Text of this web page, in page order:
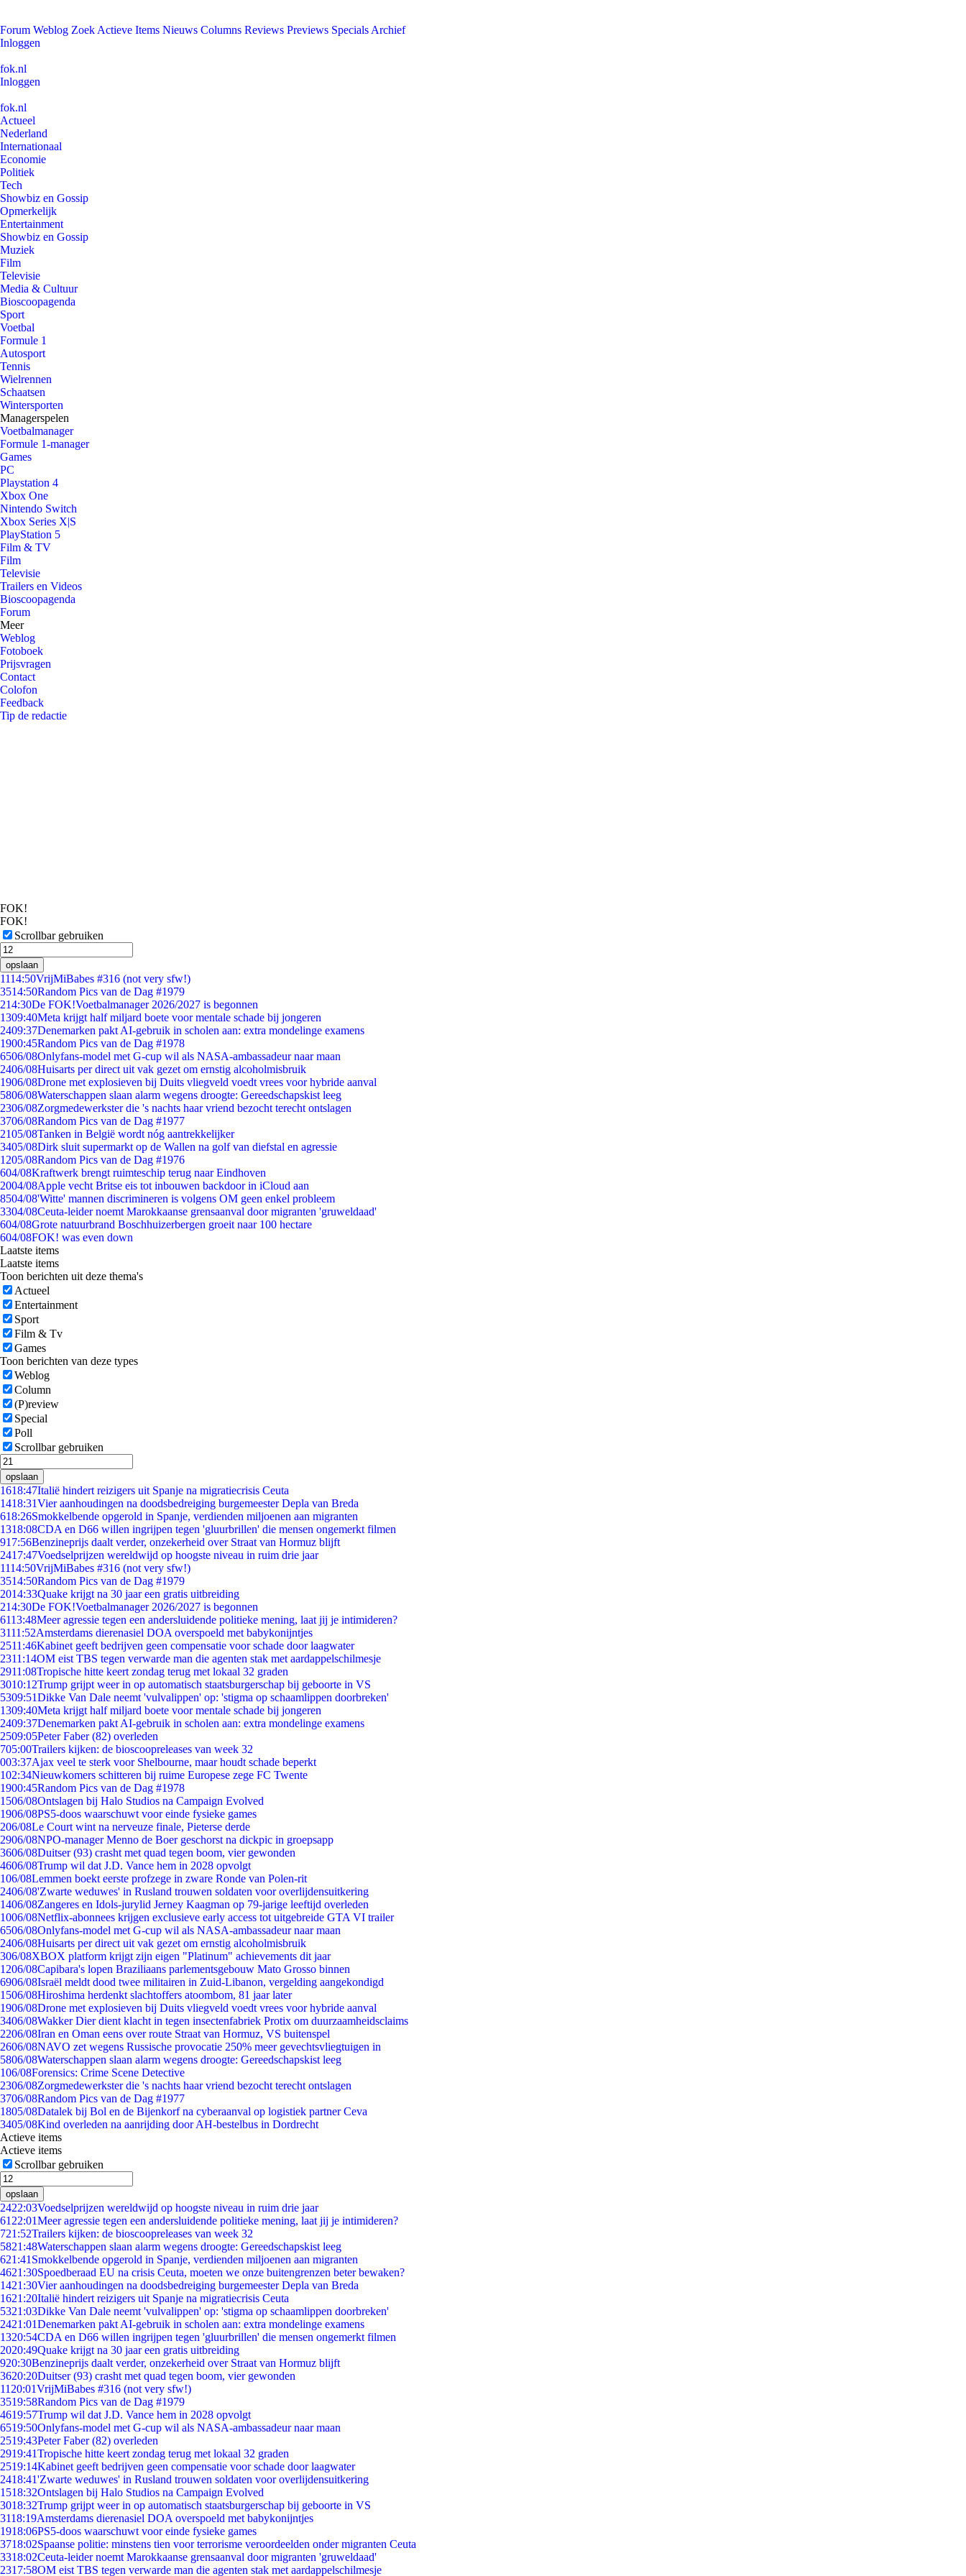
Forum Weblog Zoek Actieve Items Nieuws Columns Reviews Previews Specials Archief
Inloggen
fok.nl
Inloggen
fok.nl
Actueel
Nederland
Internationaal
Economie
Politiek
Tech
Showbiz en Gossip
Opmerkelijk
Entertainment
Showbiz en Gossip
Muziek
Film
Televisie
Media & Cultuur
Bioscoopagenda
Sport
Voetbal
Formule 1
Autosport
Tennis
Wielrennen
Schaatsen
Wintersporten
Managerspelen
Voetbalmanager
Formule 1-manager
Games
PC
Playstation 4
Xbox One
Nintendo Switch
Xbox Series X|S
PlayStation 5
Film & TV
Film
Televisie
Trailers en Videos
Bioscoopagenda
Forum
Meer
Weblog
Fotoboek
Prijsvragen
Contact
Colofon
Feedback
Tip de redactie
FOK!
FOK!
Scrollbar gebruiken
opslaan
1114:50VrijMiBabes #316 (not very sfw!)
3514:50Random Pics van de Dag #1979
214:30De FOK!Voetbalmanager 2026/2027 is begonnen
1309:40Meta krijgt half miljard boete voor mentale schade bij jongeren
2409:37Denemarken pakt AI-gebruik in scholen aan: extra mondelinge examens
1900:45Random Pics van de Dag #1978
6506/08Onlyfans-model met G-cup wil als NASA-ambassadeur naar maan
2406/08Huisarts per direct uit vak gezet om ernstig alcoholmisbruik
1906/08Drone met explosieven bij Duits vliegveld voedt vrees voor hybride aanval
5806/08Waterschappen slaan alarm wegens droogte: Gereedschapskist leeg
2306/08Zorgmedewerkster die 's nachts haar vriend bezocht terecht ontslagen
3706/08Random Pics van de Dag #1977
2105/08Tanken in België wordt nóg aantrekkelijker
3405/08Dirk sluit supermarkt op de Wallen na golf van diefstal en agressie
1205/08Random Pics van de Dag #1976
604/08Kraftwerk brengt ruimteschip terug naar Eindhoven
2004/08Apple vecht Britse eis tot inbouwen backdoor in iCloud aan
8504/08'Witte' mannen discrimineren is volgens OM geen enkel probleem
3304/08Ceuta-leider noemt Marokkaanse grensaanval door migranten 'gruweldaad'
604/08Grote natuurbrand Boschhuizerbergen groeit naar 100 hectare
604/08FOK! was even down
Laatste items
Laatste items
Toon berichten uit deze thema's
Actueel
Entertainment
Sport
Film & Tv
Games
Toon berichten van deze types
Weblog
Column
(P)review
Special
Poll
Scrollbar gebruiken
opslaan
1618:47Italië hindert reizigers uit Spanje na migratiecrisis Ceuta
1418:31Vier aanhoudingen na doodsbedreiging burgemeester Depla van Breda
618:26Smokkelbende opgerold in Spanje, verdienden miljoenen aan migranten
1318:08CDA en D66 willen ingrijpen tegen 'gluurbrillen' die mensen ongemerkt filmen
917:56Benzineprijs daalt verder, onzekerheid over Straat van Hormuz blijft
2417:47Voedselprijzen wereldwijd op hoogste niveau in ruim drie jaar
1114:50VrijMiBabes #316 (not very sfw!)
3514:50Random Pics van de Dag #1979
2014:33Quake krijgt na 30 jaar een gratis uitbreiding
214:30De FOK!Voetbalmanager 2026/2027 is begonnen
6113:48Meer agressie tegen een andersluidende politieke mening, laat jij je intimideren?
3111:52Amsterdams dierenasiel DOA overspoeld met babykonijntjes
2511:46Kabinet geeft bedrijven geen compensatie voor schade door laagwater
2311:14OM eist TBS tegen verwarde man die agenten stak met aardappelschilmesje
2911:08Tropische hitte keert zondag terug met lokaal 32 graden
3010:12Trump grijpt weer in op automatisch staatsburgerschap bij geboorte in VS
5309:51Dikke Van Dale neemt 'vulvalippen' op: 'stigma op schaamlippen doorbreken'
1309:40Meta krijgt half miljard boete voor mentale schade bij jongeren
2409:37Denemarken pakt AI-gebruik in scholen aan: extra mondelinge examens
2509:05Peter Faber (82) overleden
705:00Trailers kijken: de bioscoopreleases van week 32
003:37Ajax veel te sterk voor Shelbourne, maar houdt schade beperkt
102:34Nieuwkomers schitteren bij ruime Europese zege FC Twente
1900:45Random Pics van de Dag #1978
1506/08Ontslagen bij Halo Studios na Campaign Evolved
1906/08PS5-doos waarschuwt voor einde fysieke games
206/08Le Court wint na nerveuze finale, Pieterse derde
2906/08NPO-manager Menno de Boer geschorst na dickpic in groepsapp
3606/08Duitser (93) crasht met quad tegen boom, vier gewonden
4606/08Trump wil dat J.D. Vance hem in 2028 opvolgt
106/08Lemmen boekt eerste profzege in zware Ronde van Polen-rit
2406/08'Zwarte weduwes' in Rusland trouwen soldaten voor overlijdensuitkering
1406/08Zangeres en Idols-jurylid Jerney Kaagman op 79-jarige leeftijd overleden
1006/08Netflix-abonnees krijgen exclusieve early access tot uitgebreide GTA VI trailer
6506/08Onlyfans-model met G-cup wil als NASA-ambassadeur naar maan
2406/08Huisarts per direct uit vak gezet om ernstig alcoholmisbruik
306/08XBOX platform krijgt zijn eigen "Platinum" achievements dit jaar
1206/08Capibara's lopen Braziliaans parlementsgebouw Mato Grosso binnen
6906/08Israël meldt dood twee militairen in Zuid-Libanon, vergelding aangekondigd
1506/08Hiroshima herdenkt slachtoffers atoombom, 81 jaar later
1906/08Drone met explosieven bij Duits vliegveld voedt vrees voor hybride aanval
3406/08Wakker Dier dient klacht in tegen insectenfabriek Protix om duurzaamheidsclaims
2206/08Iran en Oman eens over route Straat van Hormuz, VS buitenspel
2606/08NAVO zet wegens Russische provocatie 250% meer gevechtsvliegtuigen in
5806/08Waterschappen slaan alarm wegens droogte: Gereedschapskist leeg
106/08Forensics: Crime Scene Detective
2306/08Zorgmedewerkster die 's nachts haar vriend bezocht terecht ontslagen
3706/08Random Pics van de Dag #1977
1805/08Datalek bij Bol en de Bijenkorf na cyberaanval op logistiek partner Ceva
3405/08Kind overleden na aanrijding door AH-bestelbus in Dordrecht
Actieve items
Actieve items
Scrollbar gebruiken
opslaan
2422:03Voedselprijzen wereldwijd op hoogste niveau in ruim drie jaar
61 22:01Meer agressie tegen een andersluidende politieke mening, laat jij je intimideren?
721:52Trailers kijken: de bioscoopreleases van week 32
5821:48Waterschappen slaan alarm wegens droogte: Gereedschapskist leeg
621:41 Smokkelbende opgerold in Spanje, verdienden miljoenen aan migranten
4621:30Spoedberaad EU na crisis Ceuta, moeten we onze buitengrenzen beter bewaken?
1421:30Vier aanhoudingen na doodsbedreiging burgemeester Depla van Breda
1621:20Italië hindert reizigers uit Spanje na migratiecrisis Ceuta
5321:03Dikke Van Dale neemt 'vulvalippen' op: 'stigma op schaamlippen doorbreken'
2421:01Denemarken pakt AI-gebruik in scholen aan: extra mondelinge examens
1320:54CDA en D66 willen ingrijpen tegen 'gluurbrillen' die mensen ongemerkt filmen
2020:49Quake krijgt na 30 jaar een gratis uitbreiding
920:30Benzineprijs daalt verder, onzekerheid over Straat van Hormuz blijft
3620:20Duitser (93) crasht met quad tegen boom, vier gewonden
11 20:01VrijMiBabes #316 (not very sfw!)
3519:58Random Pics van de Dag #1979
4619:57Trump wil dat J.D. Vance hem in 2028 opvolgt
6519:50Onlyfans-model met G-cup wil als NASA-ambassadeur naar maan
2519:43Peter Faber (82) overleden
2919:41Tropische hitte keert zondag terug met lokaal 32 graden
2519:14Kabinet geeft bedrijven geen compensatie voor schade door laagwater
2418:41'Zwarte weduwes' in Rusland trouwen soldaten voor overlijdensuitkering
1518:32Ontslagen bij Halo Studios na Campaign Evolved
3018:32Trump grijpt weer in op automatisch staatsburgerschap bij geboorte in VS
3118:19Amsterdams dierenasiel DOA overspoeld met babykonijntjes
1918:06PS5-doos waarschuwt voor einde fysieke games
3718:02Spaanse politie: minstens tien voor terrorisme veroordeelden onder migranten Ceuta
3318:02Ceuta-leider noemt Marokkaanse grensaanval door migranten 'gruweldaad'
2317:58OM eist TBS tegen verwarde man die agenten stak met aardappelschilmesje